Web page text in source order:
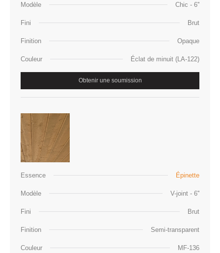
Modèle Chic - 6''
Fini Brut
Finition Opaque
Couleur Éclat de minuit (LA-122)
Obtenir une soumission
Essence Épinette
Modèle V-joint - 6''
Fini Brut
Finition Semi-transparent
Couleur MF-136